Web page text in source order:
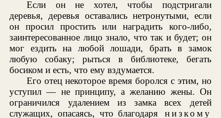
Если он не хотел, чтобы подстригали
деревья, деревья оставались нетронутыми, если
он просил простить или наградить кого-либо,
заинтересованное лицо знало, что так и будет; он
мог ездить на любой лошади, брать в замок
любую собаку; рыться в библиотеке, бегать
босиком и есть, что ему вздумается.
Его отец некоторое время боролся с этим, но
уступил — не принципу, а желанию жены. Он
ограничился удалением из замка всех детей
служащих, опасаясь, что благодаря низкому